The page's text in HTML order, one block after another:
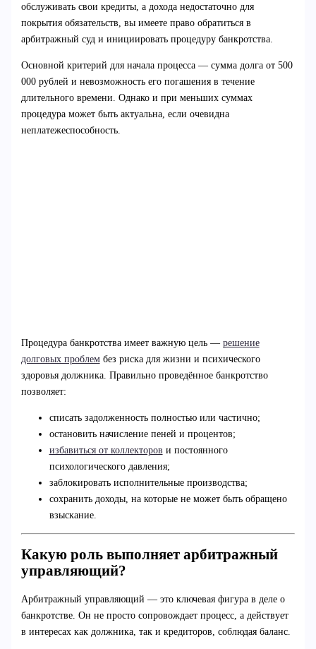
обслуживать свои кредиты, а дохода недостаточно для
покрытия обязательств, вы имеете право обратиться в
арбитражный суд и инициировать процедуру банкротства.
Основной критерий для начала процесса — сумма долга от 500
000 рублей и невозможность его погашения в течение
длительного времени. Однако и при меньших суммах
процедура может быть актуальна, если очевидна
неплатежеспособность.
Процедура банкротства имеет важную цель — решение
долговых проблембез риска для жизни и психического
здоровья должника. Правильно проведённое банкротство
позволяет:
списать задолженность полностью или частично;
остановить начисление пеней и процентов;
избавиться от коллекторов и постоянного
психологического давления;
заблокировать исполнительные производства;
сохранить доходы, на которые не может быть обращено
взыскание.
Какую роль выполняет арбитражный
управляющий?
Арбитражный управляющий — это ключевая фигура в деле о
банкротстве. Он не просто сопровождает процесс, а действует
в интересах как должника, так и кредиторов, соблюдая баланс.